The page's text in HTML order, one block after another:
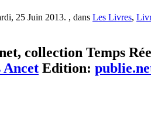
25 Juin 2013. , dans Les Livres,
collection Temps
Ancet Edition: